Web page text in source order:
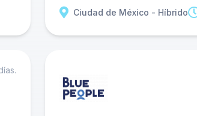
Ciudad de México - Híbrido